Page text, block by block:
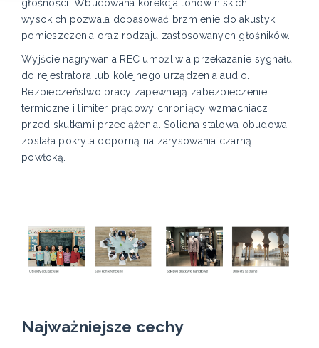
głośności. Wbudowana korekcja tonów niskich i
wysokich pozwala dopasować brzmienie do akustyki
pomieszczenia oraz rodzaju zastosowanych głośników.
Wyjście nagrywania REC umożliwia przekazanie sygnału
do rejestratora lub kolejnego urządzenia audio.
Bezpieczeństwo pracy zapewniają zabezpieczenie
termiczne i limiter prądowy chroniący wzmacniacz
przed skutkami przeciążenia. Solidna stalowa obudowa
została pokryta odporną na zarysowania czarną
powłoką.
Najważniejsze cechy